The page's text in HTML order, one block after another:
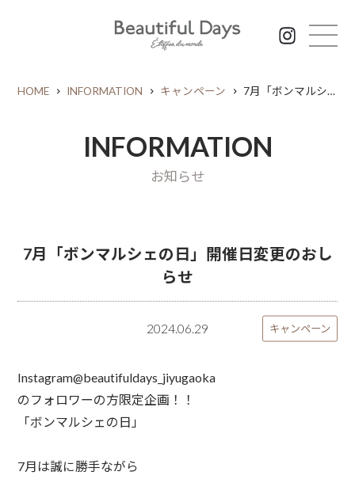
HOME INFORMATION キャンペーン 7月「ボンマルシェの日」開催日変更のおしらせ
INFORMATION
お知らせ
7月「ボンマルシェの日」開催日変更のおし
らせ
2024.06.29 キャンペーン
Instagram@beautifuldays_jiyugaoka⁠
のフォロワーの方限定企画！！⁠
「ボンマルシェの日」⁠
7月は誠に勝手ながら⁠